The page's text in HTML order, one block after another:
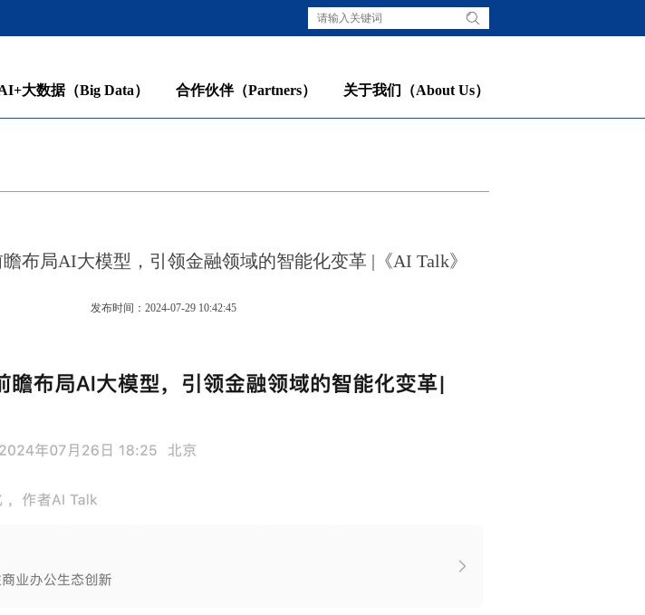
大数据（Big Data） 合作伙伴（Partners） 关于我们（About Us）
布局AI大模型，引领金融领域的智能化变革 |《AI Talk》
发布时间：2024-07-29 10:42:45